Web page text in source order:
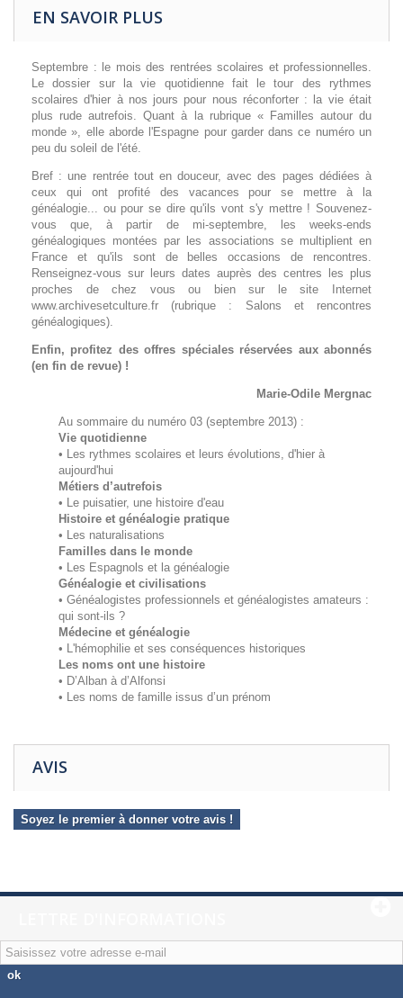
EN SAVOIR PLUS
Septembre : le mois des rentrées scolaires et professionnelles.
Le dossier sur la vie quotidienne fait le tour des rythmes
scolaires d'hier à nos jours pour nous réconforter : la vie était
plus rude autrefois. Quant à la rubrique « Familles autour du
monde », elle aborde l'Espagne pour garder dans ce numéro un
peu du soleil de l'été.
Bref : une rentrée tout en douceur, avec des pages dédiées à
ceux qui ont profité des vacances pour se mettre à la
généalogie... ou pour se dire qu'ils vont s'y mettre ! Souvenez-
vous que, à partir de mi-septembre, les weeks-ends
généalogiques montées par les associations se multiplient en
France et qu'ils sont de belles occasions de rencontres.
Renseignez-vous sur leurs dates auprès des centres les plus
proches de chez vous ou bien sur le site Internet
www.archivesetculture.fr (rubrique : Salons et rencontres
généalogiques).
Enfin, profitez des offres spéciales réservées aux abonnés
(en fin de revue) !
Marie-Odile Mergnac
Au sommaire du numéro 03 (septembre 2013) :
Vie quotidienne
• Les rythmes scolaires et leurs évolutions, d'hier à
aujourd'hui
Métiers d’autrefois
• Le puisatier, une histoire d'eau
Histoire et généalogie pratique
• Les naturalisations
Familles dans le monde
• Les Espagnols et la généalogie
Généalogie et civilisations
• Généalogistes professionnels et généalogistes amateurs :
qui sont-ils ?
Médecine et généalogie
• L'hémophilie et ses conséquences historiques
Les noms ont une histoire
• D’Alban à d’Alfonsi
• Les noms de famille issus d’un prénom
AVIS
Soyez le premier à donner votre avis !
ok